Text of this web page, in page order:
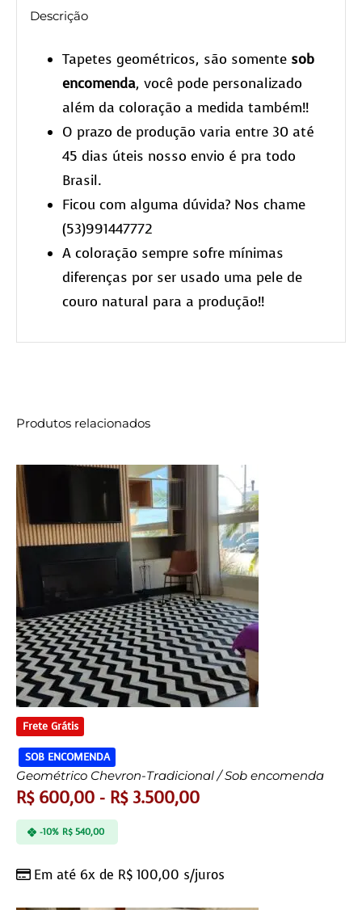
Descrição
Tapetes geométricos, são somente sob
encomenda, você pode personalizado
além da coloração a medida também!!
O prazo de produção varia entre 30 até
45 dias úteis nosso envio é pra todo
Brasil.
Ficou com alguma dúvida? Nos chame
(53)991447772
A coloração sempre sofre mínimas
diferenças por ser usado uma pele de
couro natural para a produção!!
Produtos relacionados
Frete Grátis
SOB ENCOMENDA
Geométrico Chevron-Tradicional / Sob encomenda
R$600,00 - R$3.500,00
Em até 6x de R$ 100,00 s/juros
-10% R$540,00